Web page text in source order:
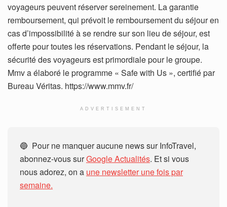
voyageurs peuvent réserver sereinement. La garantie
remboursement, qui prévoit le remboursement du séjour en
cas d’impossibilité à se rendre sur son lieu de séjour, est
offerte pour toutes les réservations. Pendant le séjour, la
sécurité des voyageurs est primordiale pour le groupe.
Mmv a élaboré le programme « Safe with Us », certifié par
Bureau Véritas. https://www.mmv.fr/
ADVERTISEMENT
🔵 Pour ne manquer aucune news sur InfoTravel,
abonnez-vous surGoogle Actualités. Et si vous
nous adorez, on a une newsletter une fois par
semaine.